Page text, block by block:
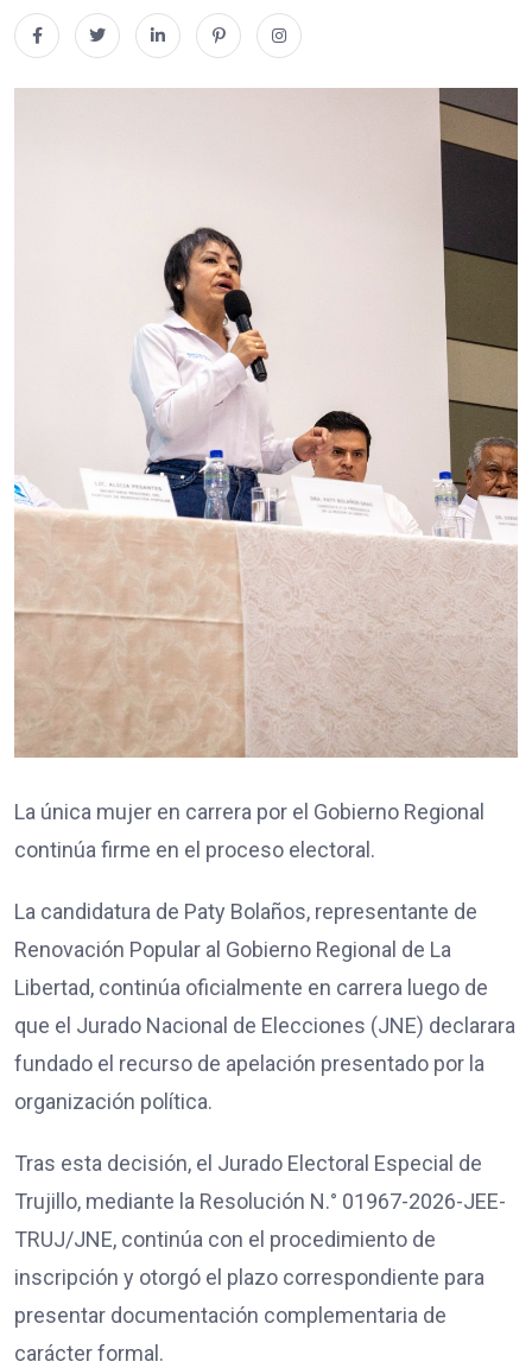
La única mujer en carrera por el Gobierno Regional
continúa firme en el proceso electoral.
La candidatura de Paty Bolaños, representante de
Renovación Popular al Gobierno Regional de La
Libertad, continúa oficialmente en carrera luego de
que el Jurado Nacional de Elecciones (JNE) declarara
fundado el recurso de apelación presentado por la
organización política.
Tras esta decisión, el Jurado Electoral Especial de
Trujillo, mediante la Resolución N.° 01967-2026-JEE-
TRUJ/JNE, continúa con el procedimiento de
inscripción y otorgó el plazo correspondiente para
presentar documentación complementaria de
carácter formal.